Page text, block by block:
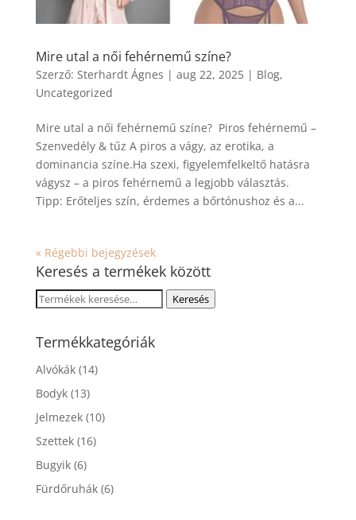
Mire utal a női fehérnemű színe?
Szerző: Sterhardt Ágnes | aug 22, 2025| Blog,
Uncategorized
Mire utal a női fehérnemű színe? Piros fehérnemű –
Szenvedély & tűz A piros a vágy, az erotika, a
dominancia színe.Ha szexi, figyelemfelkeltő hatásra
vágysz – a piros fehérnemű a legjobb választás.
Tipp: Erőteljes szín, érdemes a bőrtónushoz és a...
« Régebbi bejegyzések
Keresés a termékek között
Keresés
következőre:
Keresés
Termékkategóriák
Alvókák (14)
Bodyk (13)
Jelmezek (10)
Szettek (16)
Bugyik (6)
Fürdőruhák (6)